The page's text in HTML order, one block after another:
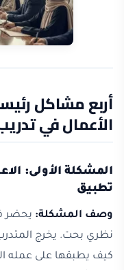
أربع مشاكل
الأعمال في
المشكلة الأولى:
تطبيق
وصف المشكلة: يحضر
نظري بحت. يخرج
كيف يطبقها على عمله